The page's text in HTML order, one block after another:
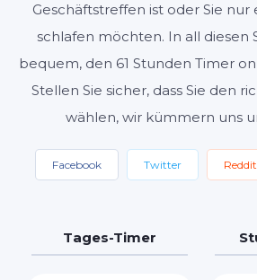
Geschäftstreffen ist oder Sie nur
schlafen möchten. In all diesen
bequem, den 61 Stunden Timer
Stellen Sie sicher, dass Sie den
wählen, wir kümmern uns
Facebook Twitter Reddit
Tages-Timer